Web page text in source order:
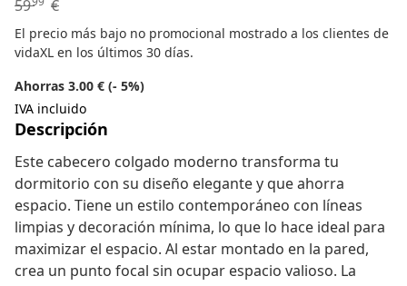
59 €
El precio más bajo no promocional mostrado a los clientes de
vidaXL en los últimos 30 días.
Ahorras 3.00 € (- 5%)
IVA incluido
Descripción
Este cabecero colgado moderno transforma tu
dormitorio con su diseño elegante y que ahorra
espacio. Tiene un estilo contemporáneo con líneas
limpias y decoración mínima, lo que lo hace ideal para
maximizar el espacio. Al estar montado en la pared,
crea un punto focal sin ocupar espacio valioso. La